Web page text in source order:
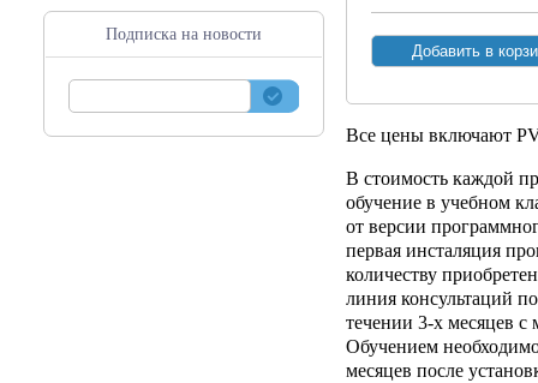
Подписка на новости
Все цены включают
В стоимость каждой
обучение в учебном
от версии
первая инсталяция
количеству
линия консультаций
течении 3-х месяцев с
Обучением
месяцев после